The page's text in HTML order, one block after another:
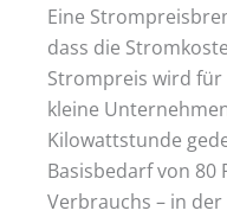
Eine
dass die
Strompreis wird
kleine
Kilowattstunde
Basisbedarf von
Verbrauchs – in